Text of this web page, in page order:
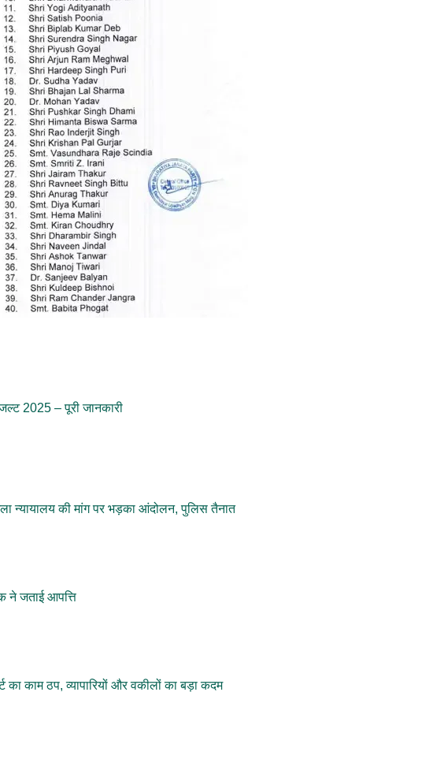
2025 – पूरी जानकारी
न्यायालय की मांग पर भड़का आंदोलन, पुलिस तैनात
ने जताई आपत्ति
काम ठप, व्यापारियों और वकीलों का बड़ा कदम